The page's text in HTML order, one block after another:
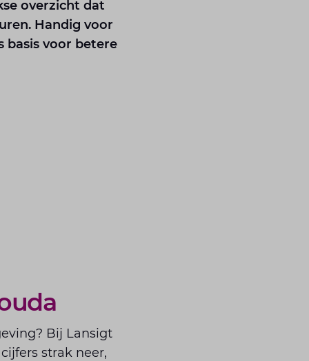
overzicht dat
Handig voor
basis voor betere
Bij Lansigt
strak neer,